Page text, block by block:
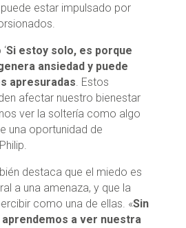
estar impulsado por
Si estoy solo, es porque
ansiedad y puede
apresuradas. Estos
afectar nuestro bienestar
ver la soltería como algo
una oportunidad de
destaca que el miedo es
a una amenaza, y que la
como una de ellas. «Sin
a ver nuestra